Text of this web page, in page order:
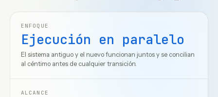
ENFOQUE
Ejecución en paralelo
El sistema antiguo y el nuevo funcionan juntos y se concilian
al céntimo antes de cualquier transición.
ALCANCE